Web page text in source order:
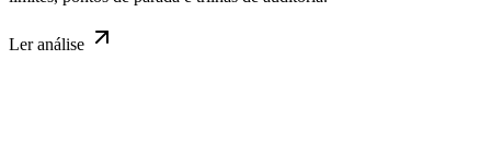
Leranálise